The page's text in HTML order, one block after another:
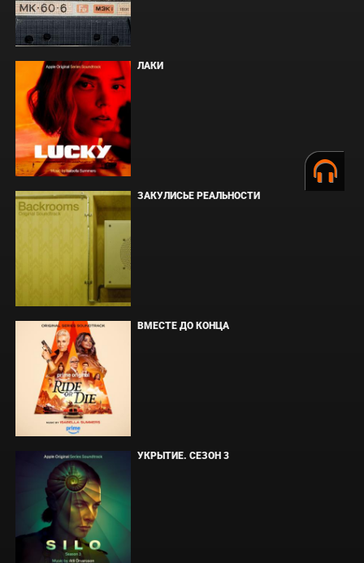
ЛАКИ
ЗАКУЛИСЬЕ РЕАЛЬНОСТИ
ВМЕСТЕ ДО КОНЦА
УКРЫТИЕ. СЕЗОН 3